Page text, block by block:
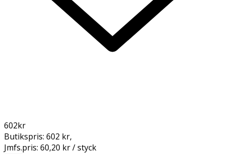
602kr
Butikspris: 602 kr,
Jmfs.pris: 60,20 kr / styck